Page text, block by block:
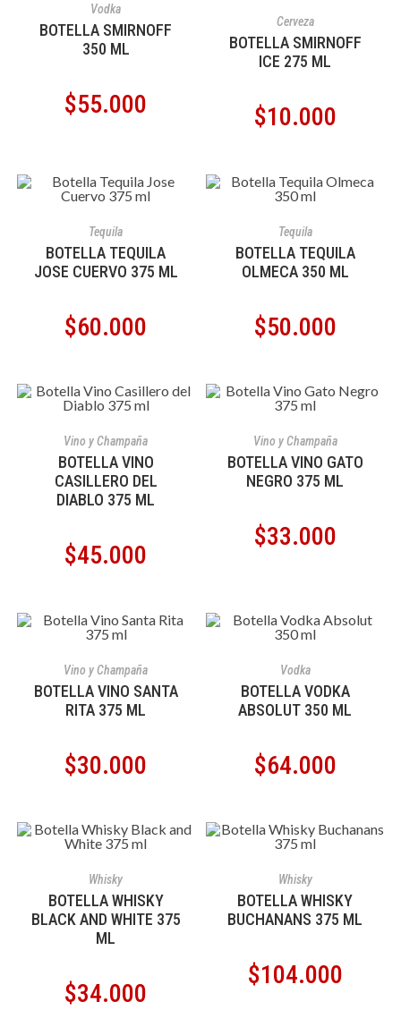
Vodka
BOTELLA SMIRNOFF
350 ML
$55.000
Cerveza
BOTELLA SMIRNOFF
ICE 275 ML
$10.000
Tequila
BOTELLA TEQUILA
JOSE CUERVO 375 ML
$60.000
Tequila
BOTELLA TEQUILA
OLMECA 350 ML
$50.000
Vino y Champaña
BOTELLA VINO
CASILLERO DEL
DIABLO 375 ML
$45.000
Vino y Champaña
BOTELLA VINO GATO
NEGRO 375 ML
$33.000
Vino y Champaña
BOTELLA VINO SANTA
RITA 375 ML
$30.000
Vodka
BOTELLA VODKA
ABSOLUT 350 ML
$64.000
Whisky
BOTELLA WHISKY
BLACK AND WHITE 375
ML
$34.000
Whisky
BOTELLA WHISKY
BUCHANANS 375 ML
$104.000